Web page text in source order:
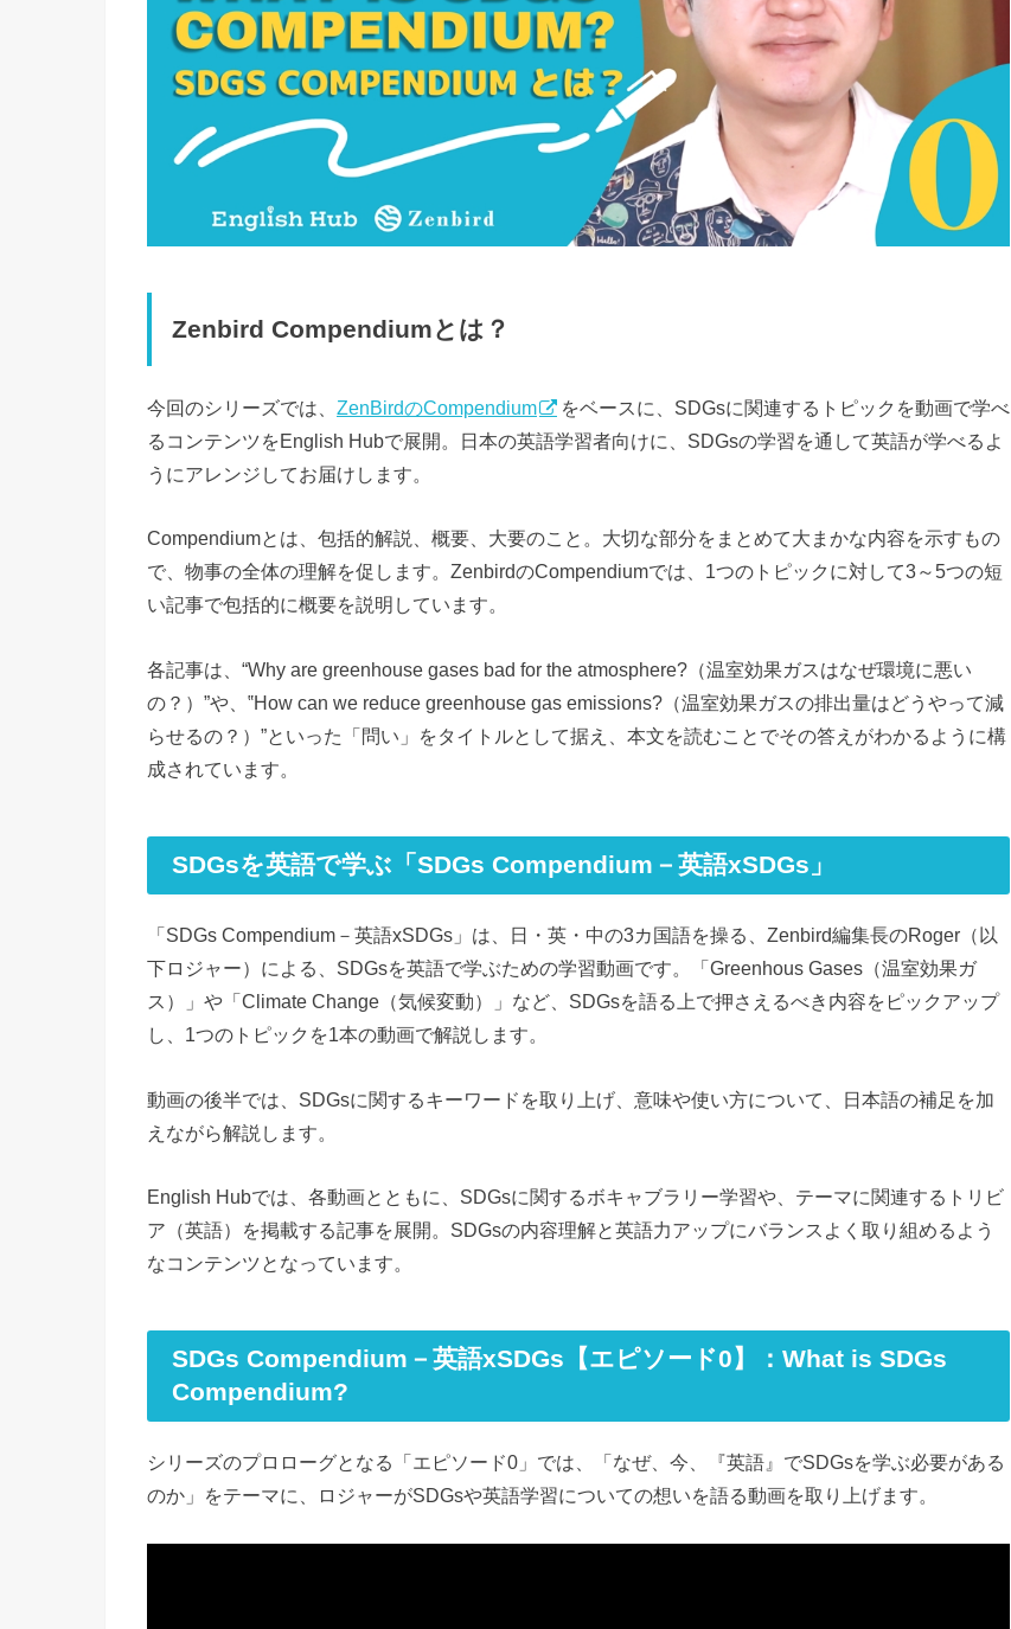
Zenbird Compendiumとは？
今回のシリーズでは、 ZenBirdのCompendium
をベースに、SDGsに関連するトピックを動画で学べ
るコンテンツをEnglish Hubで展開。日本の英語学習者向けに、SDGsの学習を通して英語が学べるよ
うにアレンジしてお届けします。
Compendiumとは、包括的解説、概要、大要のこと。大切な部分をまとめて大まかな内容を示すもの
で、物事の全体の理解を促します。ZenbirdのCompendiumでは、1つのトピックに対して3～5つの短
い記事で包括的に概要を説明しています。
各記事は、“Why are greenhouse gases bad for the atmosphere?（温室効果ガスはなぜ環境に悪い
の？）”や、‟How can we reduce greenhouse gas emissions?（温室効果ガスの排出量はどうやって減
らせるの？）”といった「問い」をタイトルとして据え、本文を読むことでその答えがわかるように構
成されています。
SDGsを英語で学ぶ「SDGs Compendium－英語xSDGs」
「SDGs Compendium－英語xSDGs」は、日・英・中の3カ国語を操る、Zenbird編集長のRoger（以
下ロジャー）による、SDGsを英語で学ぶための学習動画です。「Greenhous Gases（温室効果ガ
ス）」や「Climate Change（気候変動）」など、SDGsを語る上で押さえるべき内容をピックアップ
し、1つのトピックを1本の動画で解説します。
動画の後半では、SDGsに関するキーワードを取り上げ、意味や使い方について、日本語の補足を加
えながら解説します。
English Hubでは、各動画とともに、SDGsに関するボキャブラリー学習や、テーマに関連するトリビ
ア（英語）を掲載する記事を展開。SDGsの内容理解と英語力アップにバランスよく取り組めるよう
なコンテンツとなっています。
SDGs Compendium－英語xSDGs【エピソード0】：What is SDGs
Compendium?
シリーズのプロローグとなる「エピソード0」では、「なぜ、今、『英語』でSDGsを学ぶ必要がある
のか」をテーマに、ロジャーがSDGsや英語学習についての想いを語る動画を取り上げます。